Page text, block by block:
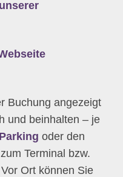
unserer
Buchung angezeigt
und beinhalten – je
oder den
zum Terminal bzw.
Ort können Sie